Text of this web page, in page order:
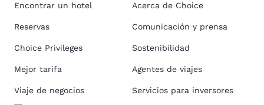
Encontrar un hotel
Reservas
Choice Privileges
Mejor tarifa
Viaje de negocios
Acerca de Choice
Comunicación y prensa
Sostenibilidad
Agentes de viajes
Servicios para inversores